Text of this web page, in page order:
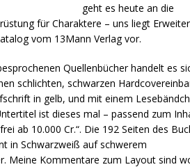
geht es heute an die
für Charaktere – uns liegt
vom 13Mann Verlag vor.
Quellenbücher handelt es
schlichten, schwarzen
in gelb, und mit einem
ist dieses mal – passend zum
ab 10.000 Cr.“. Die 192 Seiten des
in Schwarzweiß auf schwerem
Meine Kommentare zum Layout sind